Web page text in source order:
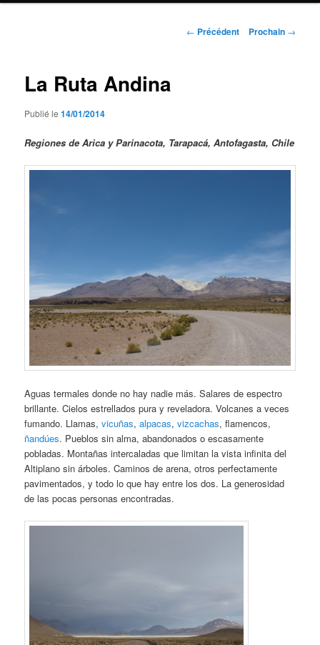
Navigation
← Précédent Prochain →
La Ruta Andina
Publié le14/01/2014
Regiones de Arica y Parinacota, Tarapacá, Antofagasta, Chile
Aguas termales donde no hay nadie más. Salares de espectro
brillante. Cielos estrellados pura y reveladora. Volcanes a veces
fumando. Llamas,vicuñas,alpacas,vizcachas, flamencos​​,
ñandúes. Pueblos sin alma, abandonados o escasamente
pobladas. Montañas intercaladas que limitan la vista infinita del
Altiplano sin árboles. Caminos de arena, otros perfectamente
pavimentados, y todo lo que hay entre los dos. La generosidad
de las pocas personas encontradas.